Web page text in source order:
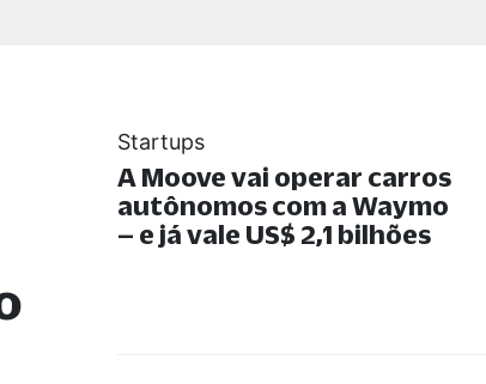
Startups
A Moove vai operar carros
autônomos com a Waymo
– e já vale US$ 2,1 bilhões